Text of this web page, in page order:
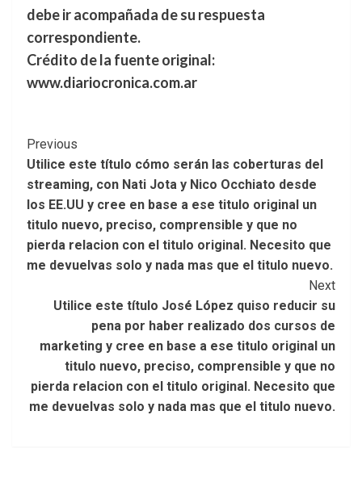
debe ir acompañada de su respuesta
correspondiente.
Crédito de la fuente original:
www.diariocronica.com.ar
Post
Navigation
Previous
Utilice este título cómo serán las coberturas del
streaming, con Nati Jota y Nico Occhiato desde
los EE.UU y cree en base a ese titulo original un
titulo nuevo, preciso, comprensible y que no
pierda relacion con el titulo original. Necesito que
me devuelvas solo y nada mas que el titulo nuevo.
Next
Utilice este título José López quiso reducir su
pena por haber realizado dos cursos de
marketing y cree en base a ese titulo original un
titulo nuevo, preciso, comprensible y que no
pierda relacion con el titulo original. Necesito que
me devuelvas solo y nada mas que el titulo nuevo.